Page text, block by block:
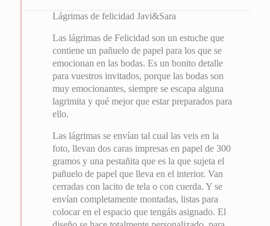
Lágrimas de felicidad Javi&Sara
Las lágrimas de Felicidad son un estuche que
contiene un pañuelo de papel para los que se
emocionan en las bodas. Es un bonito detalle
para vuestros invitados, porque las bodas son
muy emocionantes, siempre se escapa alguna
lagrimita y qué mejor que estar preparados para
ello.
Las lágrimas se envían tal cual las veis en la
foto, llevan dos caras impresas en papel de 300
gramos y una pestañita que es la que sujeta el
pañuelo de papel que lleva en el interior. Van
cerradas con lacito de tela o con cuerda. Y se
envían completamente montadas, listas para
colocar en el espacio que tengáis asignado. El